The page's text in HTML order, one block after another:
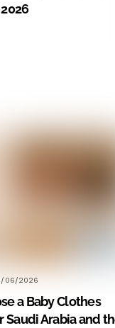
2026
06/2026
a Baby Clothes
Arabia and